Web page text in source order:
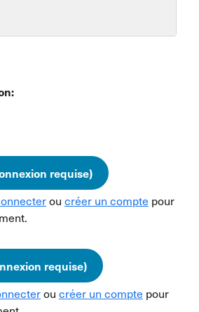
requise)
ou créer un compte pour
requise)
ou créer un compte pour